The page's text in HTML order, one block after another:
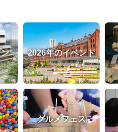
2026年のイベント
グルメフェス